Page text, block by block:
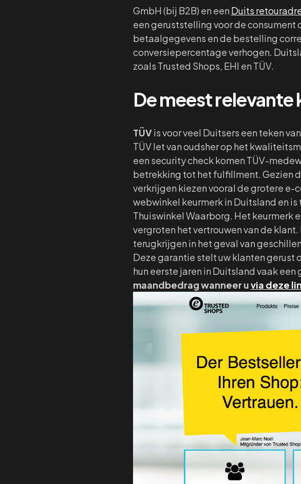
GmbH (bij B2B) en een Duits
een geruststelling voor de
betaalgegevens en de bestelling
conversiepercentage verhogen.
zoals Trusted Shops, EHI en TÜV.
De meest
TÜVis voor veel Duitsers een teken
TÜV let van oudsher op het
een security check komen TÜV-
betrekking tot het fulfillment. Gezien
verkrijgen kiezen vooral de grotere e-
webwinkel keurmerk in Duitsland en
Thuiswinkel Waarborg. Het keurmerk
vergroten het vertrouwen van de
terugkrijgen in het geval van
Deze garantie stelt uw klanten gerust
hun eerste jaren in Duitsland vaak een
maandbedrag wanneer uvia deze